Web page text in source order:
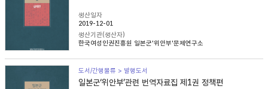
생산일자
2019-12-01
생산기관(생산자)
한국여성인권진흥원 일본군'위안부'문제연구소
도서/간행물류 > 발행도서
일본군‘위안부’관련 번역자료집 제1권 정책편